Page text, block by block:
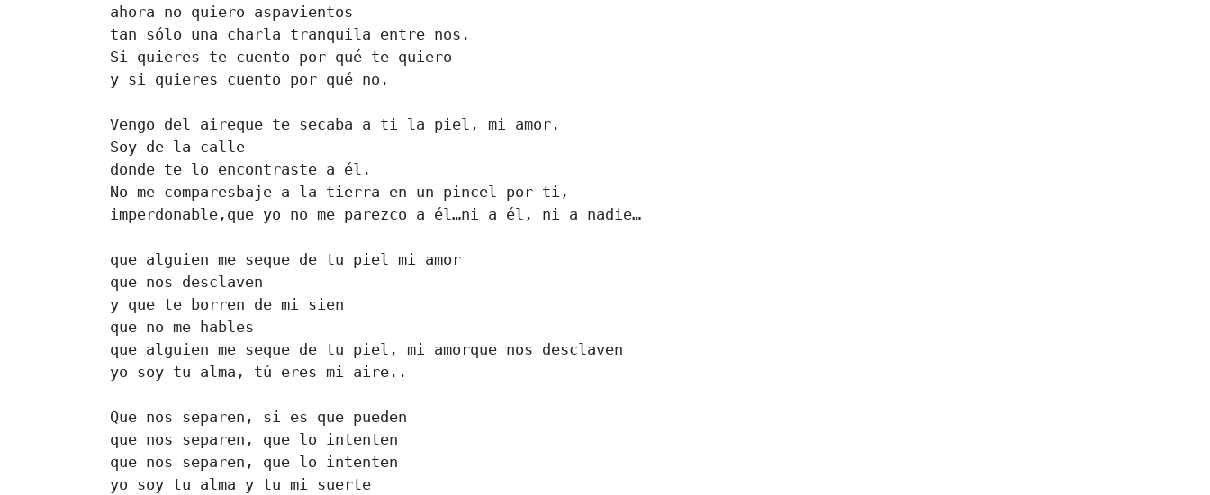
ahora no quiero aspavientos
tan sólo una charla tranquila entre nos.
Si quieres te cuento por qué te quiero
y si quieres cuento por qué no.
Vengo del aireque te secaba a ti la piel, mi amor.
Soy de la calle
donde te lo encontraste a él.
No me comparesbaje a la tierra en un pincel por ti,
imperdonable,que yo no me parezco a él…ni a él, ni a nadie…
que alguien me seque de tu piel mi amor
que nos desclaven
y que te borren de mi sien
que no me hables
que alguien me seque de tu piel, mi amorque nos desclaven
yo soy tu alma, tú eres mi aire..
Que nos separen, si es que pueden
que nos separen, que lo intenten
que nos separen, que lo intenten
yo soy tu alma y tu mi suerte